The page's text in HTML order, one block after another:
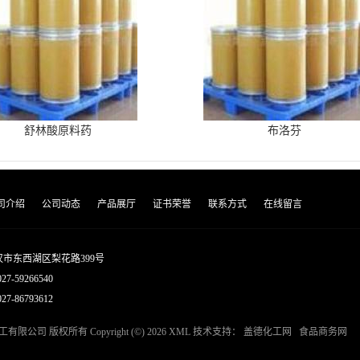
舒林酸原料药 布洛芬
介绍 公司动态 产品展厅 证书荣誉 联系方式 在线留言
市东西湖区梨花路399号
59266540
86793612
有限公司 版权所有 Copyright (©) 2026 XML 技术支持： 盖德化工网 食品商务网